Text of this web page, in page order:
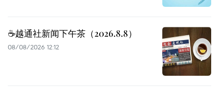
☕️越通社新闻下午茶（2026.8.8）
08/08/2026 12:12